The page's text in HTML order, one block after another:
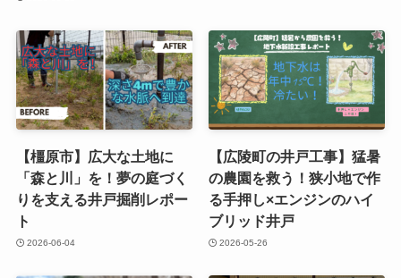
【橿原市】広大な土地に
「森と川」を！夢の庭づく
りを支える井戸掘削レポー
ト
2026-06-04
【広陵町の井戸工事】猛暑
の農園を救う！狭小地で作
る手押し×エンジンのハイ
ブリッド井戸
2026-05-26